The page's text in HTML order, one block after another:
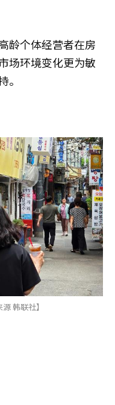
龄个体经营者在房
场环境变化更为敏
。
韩联社】